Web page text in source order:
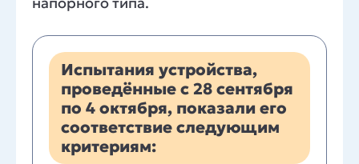
Испытания устройства,
проведённые с 28 сентября
по 4 октября, показали его
соответствие следующим
критериям: